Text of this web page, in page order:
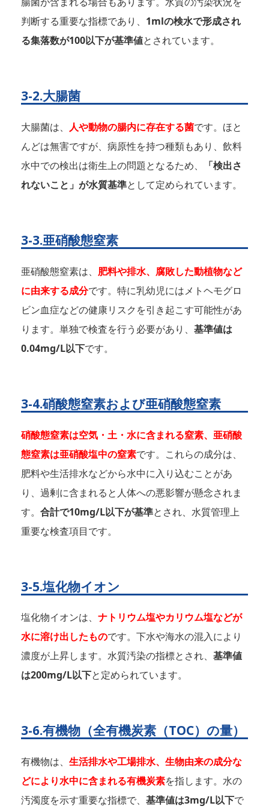
判断する重要な指標であり、 1mlの検水で形成され
る集落数が100以下が基準値とされています。
3-2.大腸菌
大腸菌は、 人や動物の腸内に存在する菌です。ほと
んどは無害ですが、病原性を持つ種類もあり、飲料
水中での検出は衛生上の問題となるため、
「検出さ
れないこと」が水質基準として定められています。
3-3.亜硝酸態窒素
亜硝酸態窒素は、 肥料や排水、腐敗した動植物など
に由来する成分です。特に乳幼児にはメトヘモグロ
ビン血症などの健康リスクを引き起こす可能性があ
ります。単独で検査を行う必要があり、 基準値は
0.04mg/L以下です。
3-4.硝酸態窒素および亜硝酸態窒素
硝酸態窒素は空気・土・水に含まれる窒素、亜硝酸
態窒素は亜硝酸塩中の窒素です。これらの成分は、
肥料や生活排水などから水中に入り込むことがあ
り、過剰に含まれると人体への悪影響が懸念されま
す。 合計で10mg/L以下が基準とされ、水質管理上
重要な検査項目です。
3-5.塩化物イオン
塩化物イオンは、 ナトリウム塩やカリウム塩などが
水に溶け出したものです。下水や海水の混入により
濃度が上昇します。水質汚染の指標とされ、 基準値
は200mg/L以下と定められています。
3-6.有機物（全有機炭素（TOC）の量）
有機物は、 生活排水や工場排水、生物由来の成分な
どにより水中に含まれる有機炭素を指します。水の
汚濁度を示す重要な指標で、 基準値は3mg/L以下で